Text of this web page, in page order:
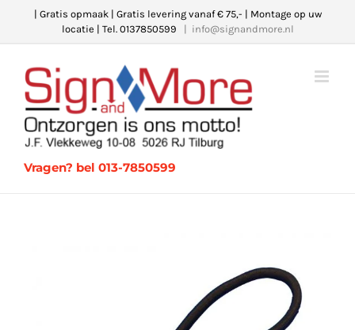
| Gratis opmaak | Gratis levering vanaf € 75,- | Montage op uw
locatie | Tel. 0137850599
info@signandmore.nl
Vragen? bel 013-7850599